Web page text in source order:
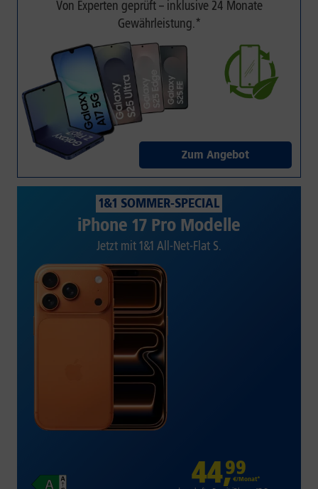
Von Experten geprüft – inklusive 24 Monate
Gewährleistung.*
Zum Angebot
1&1 SOMMER-SPECIAL
iPhone 17 Pro Modelle
Jetzt mit 1&1 All-Net-Flat S.
44,99
€/Monat*